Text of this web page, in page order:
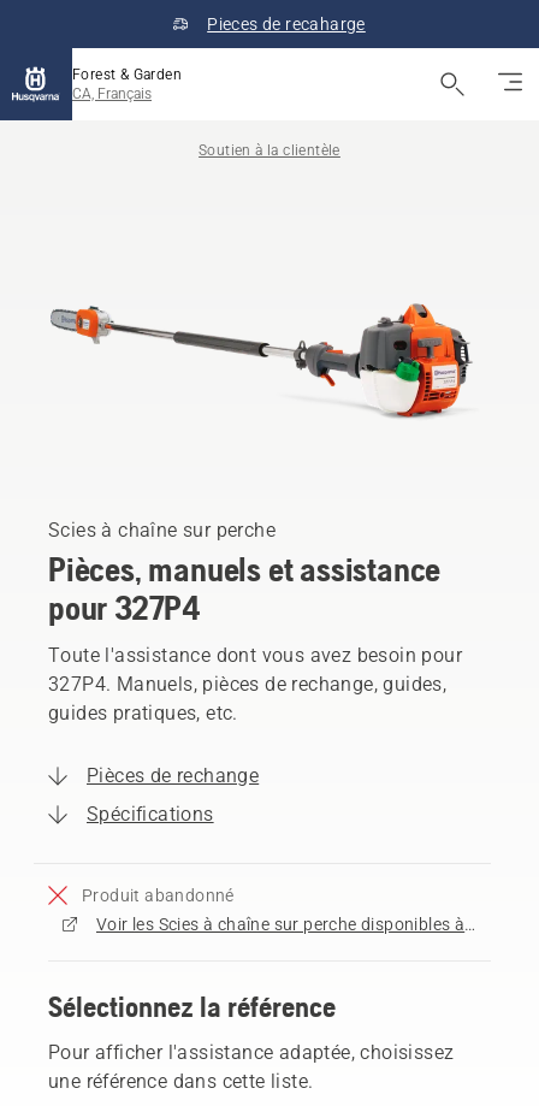
Pieces de recaharge
Forest & Garden
CA, Français
Soutien à la clientèle
Scies à chaîne sur perche
Pièces, manuels et assistance
pour 327P4
Toute l'assistance dont vous avez besoin pour
327P4. Manuels, pièces de rechange, guides,
guides pratiques, etc.
Pièces de rechange
Spécifications
Produit abandonné
Voir les Scies à chaîne sur perche disponibles à l'achat
Sélectionnez la référence
Pour afficher l'assistance adaptée, choisissez
une référence dans cette liste.